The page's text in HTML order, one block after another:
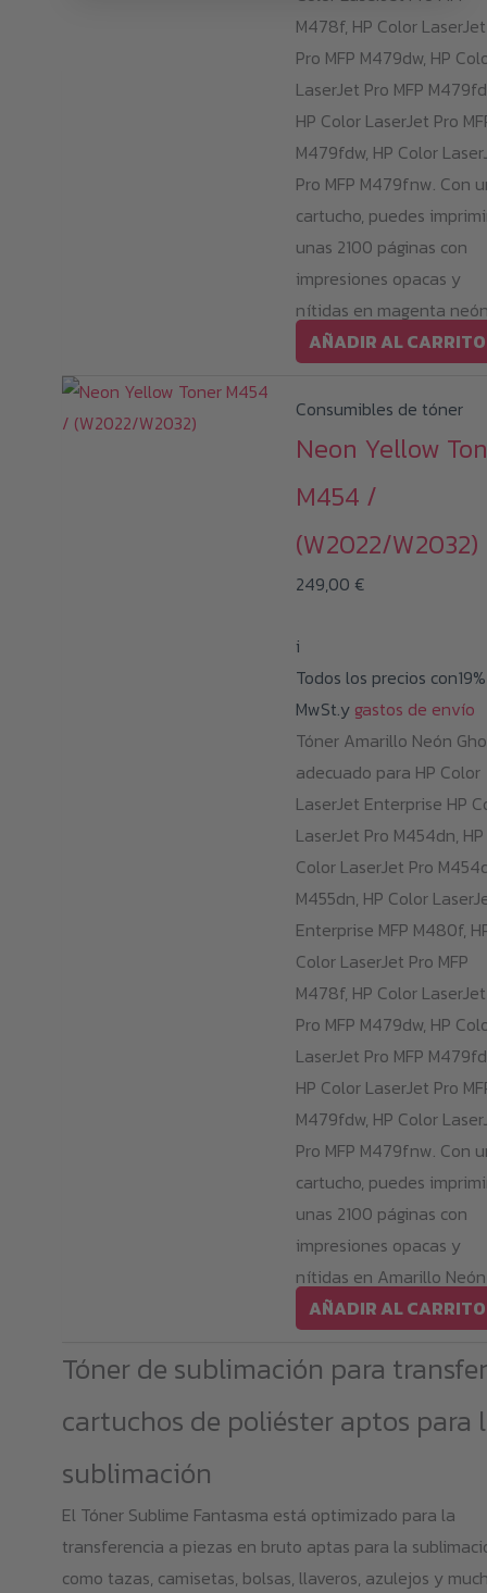
M478f, HP Color LaserJet
Pro MFP M479dw, HP
LaserJet Pro MFP
HP Color LaserJet Pro
M479fdw, HP Color
Pro MFP M479fnw. Con
cartucho, puedes
unas 2100 páginas con
impresiones opacas y
nítidas en magenta
AÑADIR AL CARRITO
Consumibles de tóner
Neon Yellow
M454 /
(W2022/W2032)
249,00 €
i
Todos los precios con19%
MwSt.y gastos de envío
Tóner Amarillo Neón
adecuado para HP Color
LaserJet Enterprise HP
LaserJet Pro M454dn, HP
Color LaserJet Pro
M455dn, HP Color
Enterprise MFP M480f,
Color LaserJet Pro MFP
M478f, HP Color LaserJet
Pro MFP M479dw, HP
LaserJet Pro MFP
HP Color LaserJet Pro
M479fdw, HP Color
Pro MFP M479fnw. Con
cartucho, puedes
unas 2100 páginas con
impresiones opacas y
nítidas en Amarillo Neón
AÑADIR AL CARRITO
Tóner de sublimación para
cartuchos de poliéster aptos para
sublimación
El Tóner Sublime Fantasma está optimizado para la
transferencia a piezas en bruto aptas para la
como tazas, camisetas, bolsas, llaveros, azulejos y